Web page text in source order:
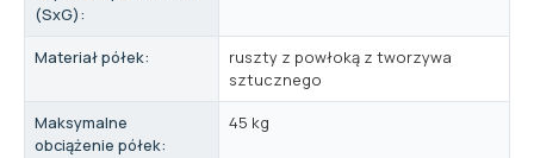
(SxG):
Materiał półek:
ruszty z powłoką z tworzywa
sztucznego
Maksymalne
obciążenie półek:
45 kg